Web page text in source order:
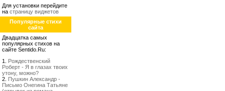
Для установки перейдите
на страницу виджетов
Популярные стихи
сайта
Двадцатка самых
популярных стихов на
сайте Sentido.Ru:
1. Рождественский
Роберт - Я в глазах твоих
утону, можно?
2. Пушкин Александр -
Письмо Онегина Татьяне